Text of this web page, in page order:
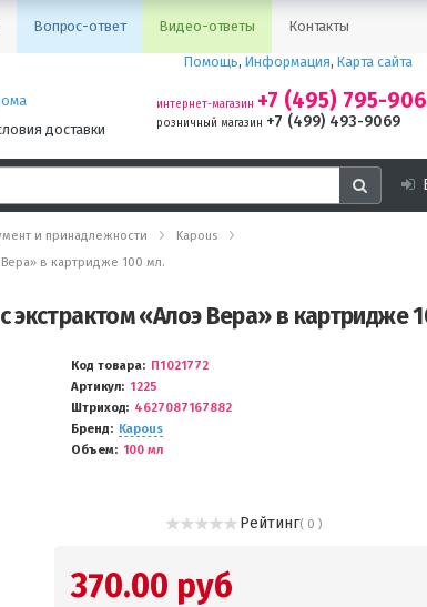
Вопрос-ответ Видео-ответы Контакты
доставки
Помощь, Информация, Карта сайта
интернет-магазин +7 (495) 795-
розничный магазин +7 (499) 493-9069
и принадлежности
Kapous
в картридже 100 мл.
экстрактом «Алоэ Вера» в картридже
Код товара
П1021772
Артикул
1225
Штриход
4627087167882
Бренд
Kapous
Объем
100 мл
Рейтинг( 0 )
370.00 руб